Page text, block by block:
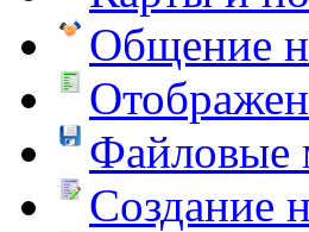
Общение
Файловые
Создание